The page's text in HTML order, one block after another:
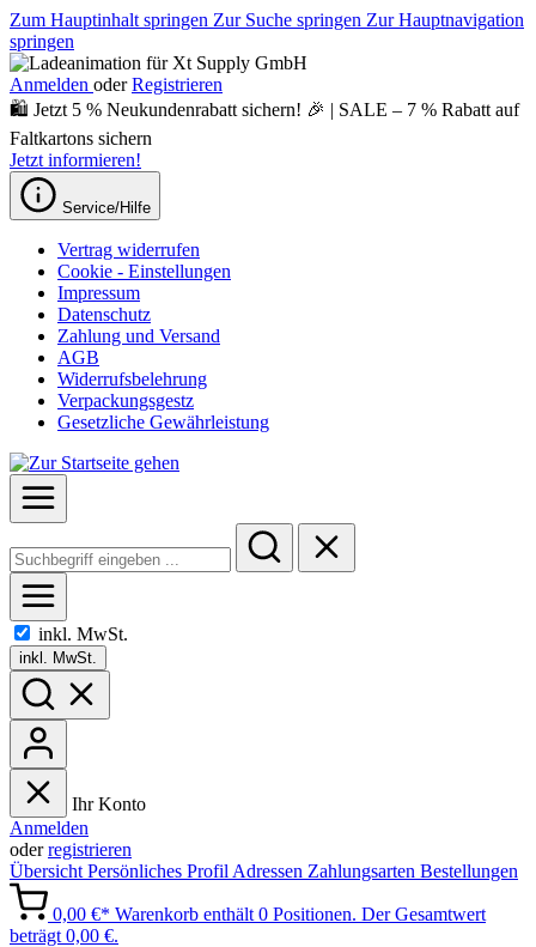
Zum Hauptinhalt springen Zur Suche springen Zur Hauptnavigation
springen
Anmelden oder Registrieren
🛍️ Jetzt 5 % Neukundenrabatt sichern! 🎉 | SALE – 7 % Rabatt auf
Faltkartons sichern
Jetzt informieren!
Service/Hilfe
Vertrag widerrufen
Cookie - Einstellungen
Impressum
Datenschutz
Zahlung und Versand
AGB
Widerrufsbelehrung
Verpackungsgestz
Gesetzliche Gewährleistung
inkl. MwSt.
inkl. MwSt.
Ihr Konto
Anmelden
oderregistrieren
Übersicht Persönliches Profil Adressen Zahlungsarten Bestellungen
0,00 €* Warenkorb enthält 0 Positionen. Der Gesamtwert
beträgt 0,00 €.